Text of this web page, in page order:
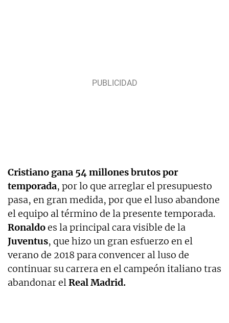
Cristiano gana 54 millones brutos por
temporada, por lo que arreglar el presupuesto
pasa, en gran medida, por que el luso abandone
el equipo al término de la presente temporada.
Ronaldoes la principal cara visible de la
Juventus, que hizo un gran esfuerzo en el
verano de 2018 para convencer al luso de
continuar su carrera en el campeón italiano tras
abandonar elReal Madrid.